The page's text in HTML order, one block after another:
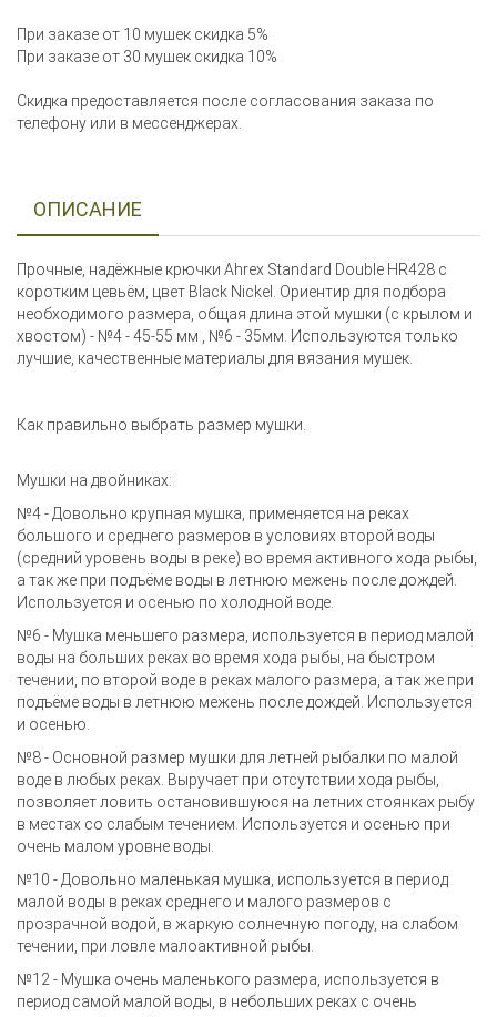
При заказе от 10 мушек скидка 5%
При заказе от 30 мушек скидка 10%
Скидка предоставляется после согласования заказа по
телефону или в мессенджерах.
ОПИСАНИЕ
Прочные, надёжные крючки Ahrex Standard Double HR428 с
коротким цевьём, цвет Black Nickel. Ориентир для подбора
необходимого размера, общая длина этой мушки (с крылом и
хвостом) - №4 - 45-55 мм , №6 - 35мм. Используются только
лучшие, качественные материалы для вязания мушек.
Как правильно выбрать размер мушки.
Мушки на двойниках:
№4 - Довольно крупная мушка, применяется на реках
большого и среднего размеров в условиях второй воды
(средний уровень воды в реке) во время активного хода рыбы,
а так же при подъёме воды в летнюю межень после дождей.
Используется и осенью по холодной воде.
№6 - Мушка меньшего размера, используется в период малой
воды на больших реках во время хода рыбы, на быстром
течении, по второй воде в реках малого размера, а так же при
подъёме воды в летнюю межень после дождей. Используется
и осенью.
№8 - Основной размер мушки для летней рыбалки по малой
воде в любых реках. Выручает при отсутствии хода рыбы,
позволяет ловить остановившуюся на летних стоянках рыбу
в местах со слабым течением. Используется и осенью при
очень малом уровне воды.
№10 - Довольно маленькая мушка, используется в период
малой воды в реках среднего и малого размеров с
прозрачной водой, в жаркую солнечную погоду, на слабом
течении, при ловле малоактивной рыбы.
№12 - Мушка очень маленького размера, используется в
период самой малой воды, в небольших реках с очень